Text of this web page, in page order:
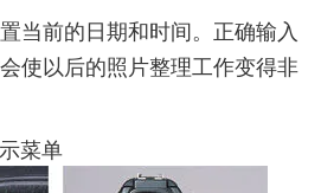
当前的日期和时间。正确输入
使以后的照片整理工作变得非
菜单